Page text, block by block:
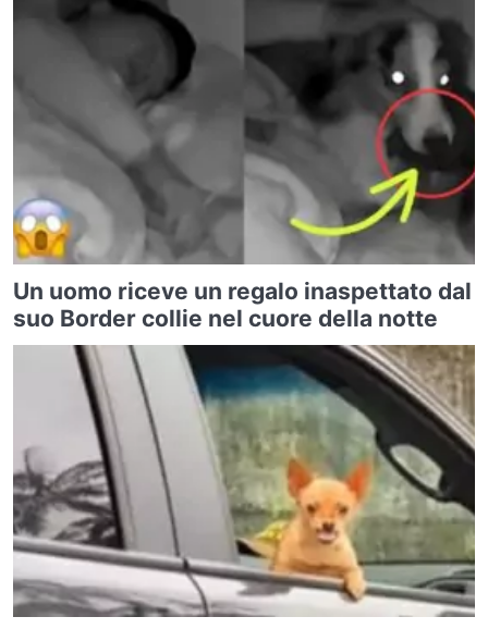
Un uomo riceve un regalo inaspettato dal
suo Border collie nel cuore della notte